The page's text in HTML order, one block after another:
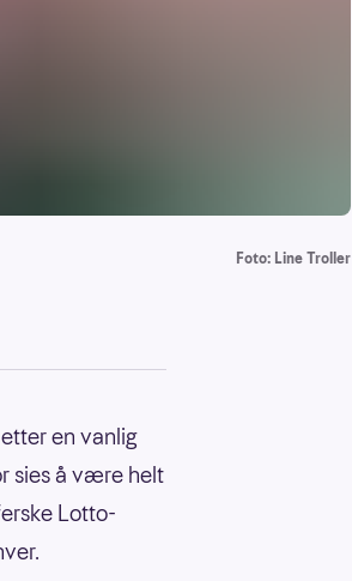
Foto: Line Troller
en vanlig
sies å være helt
Lotto-